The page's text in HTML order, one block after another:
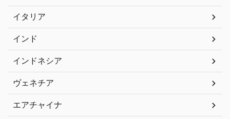
イタリア
インド
インドネシア
ヴェネチア
エアチャイナ